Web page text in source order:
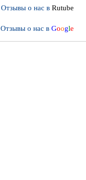
Отзывы о нас вRutube
Отзывы о нас вGoogle